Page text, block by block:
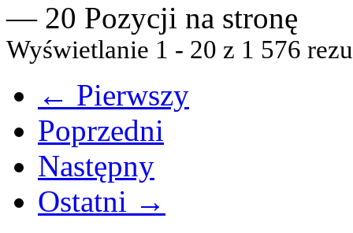
— 20 Pozycji na stronę
Wyświetlanie 1 - 20 z 1 576
← Pierwszy
Poprzedni
Następny
Ostatni →